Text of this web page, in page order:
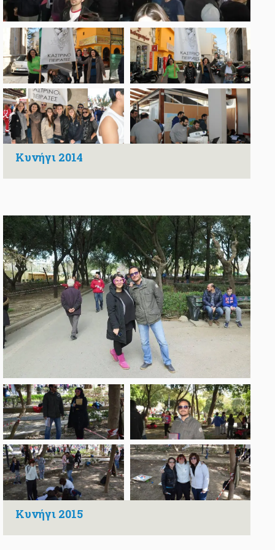
Κυνήγι 2014
Κυνήγι 2015